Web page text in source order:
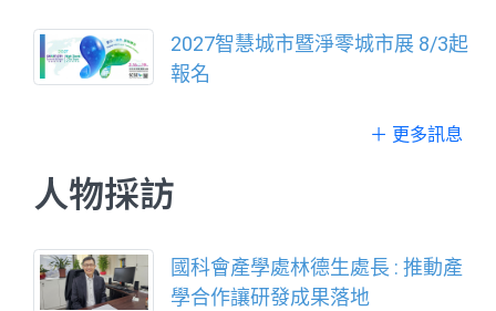
2027智慧城市暨淨零城市展 8/3起
報名
＋ 更多訊息
人物採訪
國科會產學處林德生處長 : 推動產
學合作讓研發成果落地